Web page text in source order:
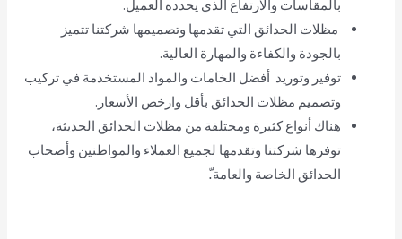
بالمقاسات والارتفاع الذي يحدده العميل.
مظلات الحدائق التي تقدمها وتصميمها شركتنا تتميز
بالجودة والكفاءة والمهارة العالية.
توفير وتوريد أفضل الخامات والمواد المستخدمة في تركيب
وتصميم مظلات الحدائق بأقل وارخص الأسعار.
هناك أنواع كثيرة ومختلفة من مظلات الحدائق الحديثة،
توفرها شركتنا وتقدمها لجميع العملاء والمواطنين وأصحاب
الحدائق الخاصة والعامة.ّ